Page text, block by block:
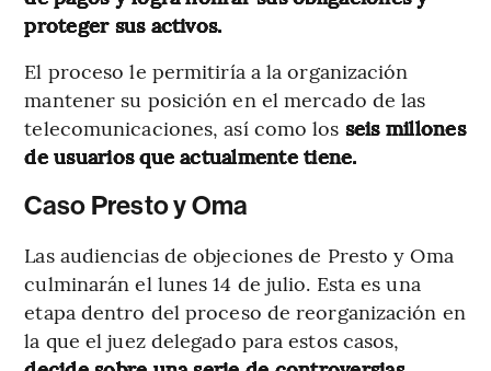
proteger sus activos.
El proceso le permitiría a la organización
mantener su posición en el mercado de las
telecomunicaciones, así como los seis millones
de usuarios que actualmente tiene.
Caso Presto y Oma
Las audiencias de objeciones de Presto y Oma
culminarán el lunes 14 de julio. Esta es una
etapa dentro del proceso de reorganización en
la que el juez delegado para estos casos,